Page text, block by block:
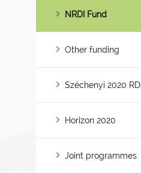
NRDI Fund
Other funding
Széchenyi 2020 RDI
Horizon 2020
Joint programmes